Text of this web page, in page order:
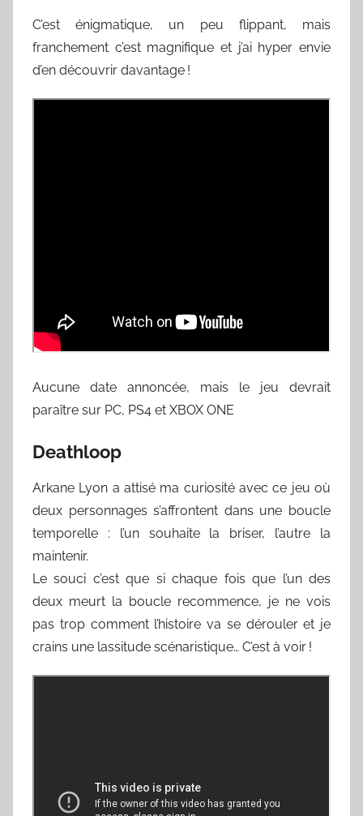
C’est énigmatique, un peu flippant, mais
franchement c’est magnifique et j’ai hyper envie
d’en découvrir davantage !
Aucune date annoncée, mais le jeu devrait
paraître sur PC, PS4 et XBOX ONE
Deathloop
Arkane Lyon a attisé ma curiosité avec ce jeu où
deux personnages s’affrontent dans une boucle
temporelle : l’un souhaite la briser, l’autre la
maintenir.
Le souci c’est que si chaque fois que l’un des
deux meurt la boucle recommence, je ne vois
pas trop comment l’histoire va se dérouler et je
crains une lassitude scénaristique… C’est à voir !